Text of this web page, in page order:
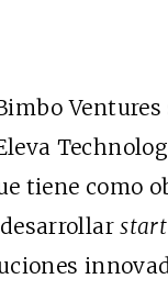
Ventures
tiene como